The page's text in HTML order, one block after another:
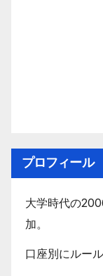
プロフィール
大学時代の
加。
口座別にルー